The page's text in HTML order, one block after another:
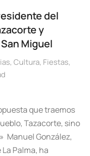
del
y
Miguel
, Cultura, Fiestas,
que traemos
Tazacorte, sino
Manuel González,
Palma, ha